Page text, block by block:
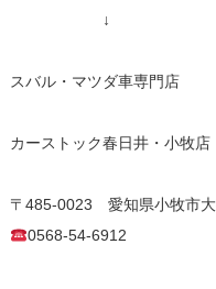
↓
スバル・マツダ車専門店
カーストック春日井・小牧店
〒485-0023 愛知県小牧市大
0568-54-6912